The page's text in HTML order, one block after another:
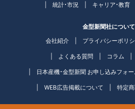
統計・市況 キャリア・教育
金型新聞社について
会社紹介
プライバシーポリ
よくある質問 コラム
日本産機・金型新聞 お申し込みフォー
WEB広告掲載について 特定